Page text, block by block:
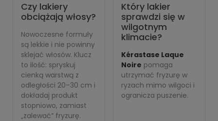
Czy lakiery
obciążają włosy?
Nowoczesne formuły
są lekkie i nie powinny
sklejać włosów. Klucz
to ilość: spryskuj
cienką warstwą z
odległości 20–30 cm i
dokładaj produkt
stopniowo, zamiast
„zalewać” fryzurę.
Który lakier
sprawdzi się w
wilgotnym
klimacie?
Kérastase Laque
Noire pomaga
utrzymać fryzurę w
ryzach mimo wilgoci i
ogranicza puszenie.